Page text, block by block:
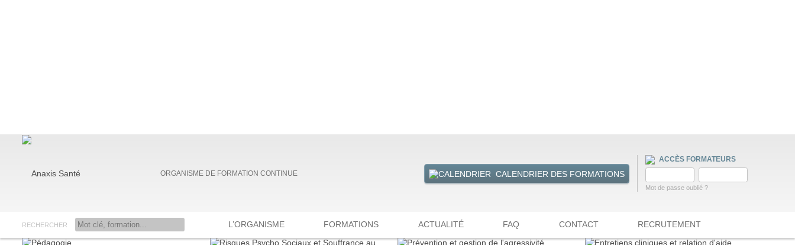
ORGANISME DE FORMATION CONTINUE CALENDRIER DES FORMATIONS
ACCÈS FORMATEURS
Mot de passe oublié ?
RECHERCHER L’ORGANISME FORMATIONS ACTUALITÉ FAQ CONTACT RECRUTEMENT